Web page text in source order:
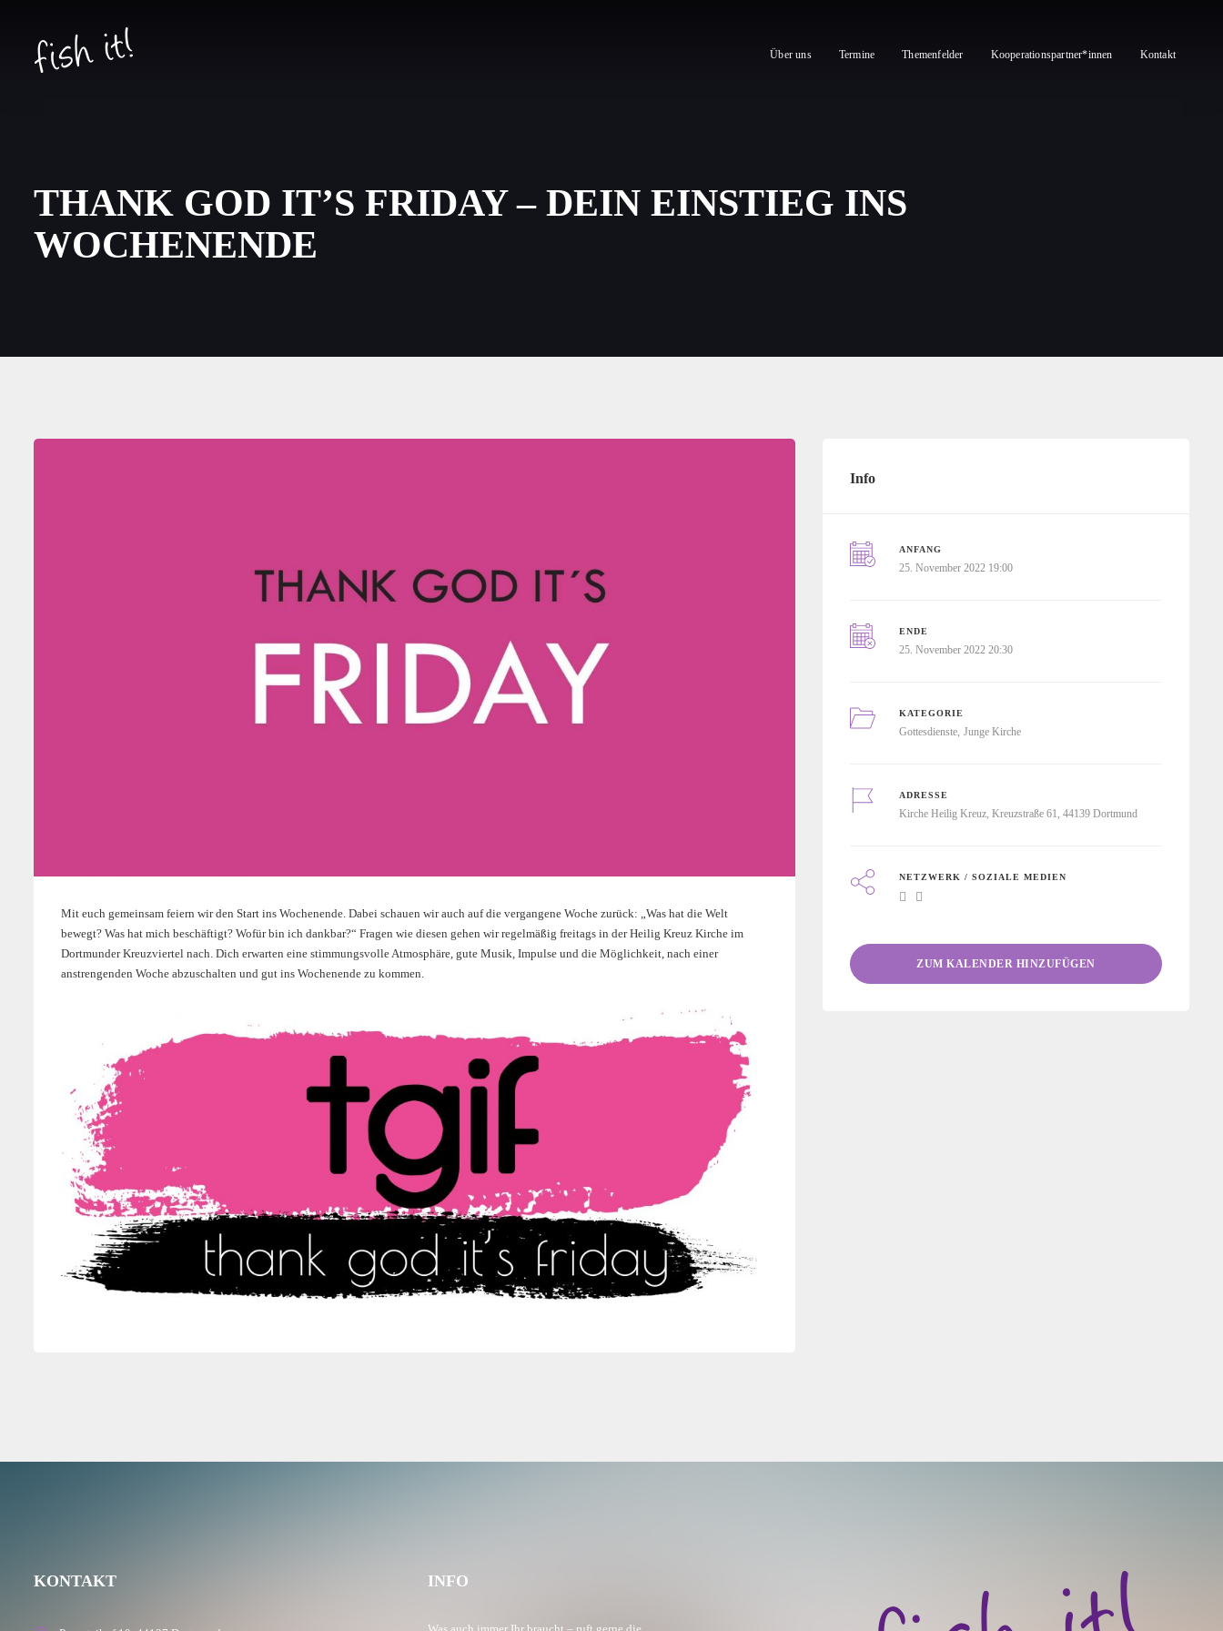
Über uns Termine Themenfelder Kooperationspartner*innen Kontakt
THANK GOD IT’S FRIDAY – DEIN EINSTIEG INS
WOCHENENDE
Mit euch gemeinsam feiern wir den Start ins Wochenende. Dabei schauen wir auch auf die vergangene Woche zurück: „Was hat die Welt
bewegt? Was hat mich beschäftigt? Wofür bin ich dankbar?“ Fragen wie diesen gehen wir regelmäßig freitags in der Heilig Kreuz Kirche im
Dortmunder Kreuzviertel nach. Dich erwarten eine stimmungsvolle Atmosphäre, gute Musik, Impulse und die Möglichkeit, nach einer
anstrengenden Woche abzuschalten und gut ins Wochenende zu kommen.
Info
ANFANG
25. November 2022 19:00
ENDE
25. November 2022 20:30
KATEGORIE
Gottesdienste Junge Kirche
ADRESSE
Kirche Heilig Kreuz, Kreuzstraße 61, 44139 Dortmund
NETZWERK / SOZIALE MEDIEN
ZUM KALENDER HINZUFÜGEN
KONTAKT INFO